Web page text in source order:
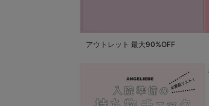
アウトレット 最大90%OFF